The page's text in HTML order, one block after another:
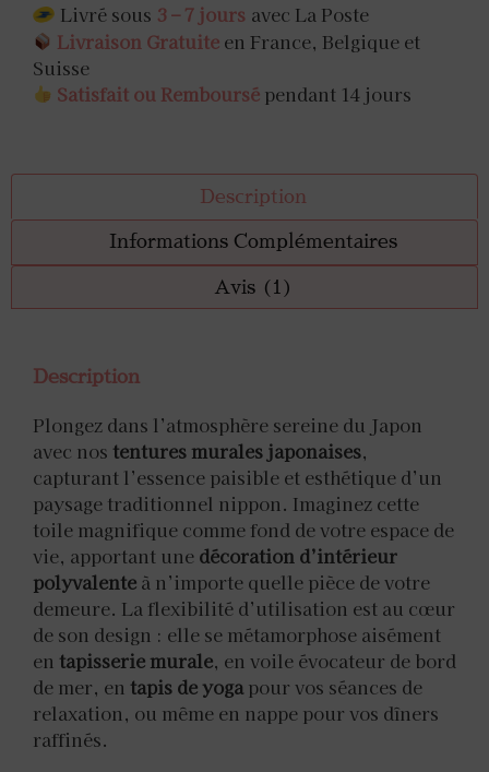
Livré sous 3 – 7 jours avec La Poste
Livraison Gratuite en France, Belgique et
Suisse
Satisfait ou Remboursé pendant 14 jours
Description
Informations Complémentaires
Avis (1)
Description
Plongez dans l’atmosphère sereine du Japon
avec nos tentures murales japonaises,
capturant l’essence paisible et esthétique d’un
paysage traditionnel nippon. Imaginez cette
toile magnifique comme fond de votre espace de
vie, apportant une décoration d’intérieur
polyvalente à n’importe quelle pièce de votre
demeure. La flexibilité d’utilisation est au cœur
de son design : elle se métamorphose aisément
en tapisserie murale, en voile évocateur de bord
de mer, en tapis de yoga pour vos séances de
relaxation, ou même en nappe pour vos dîners
raffinés.